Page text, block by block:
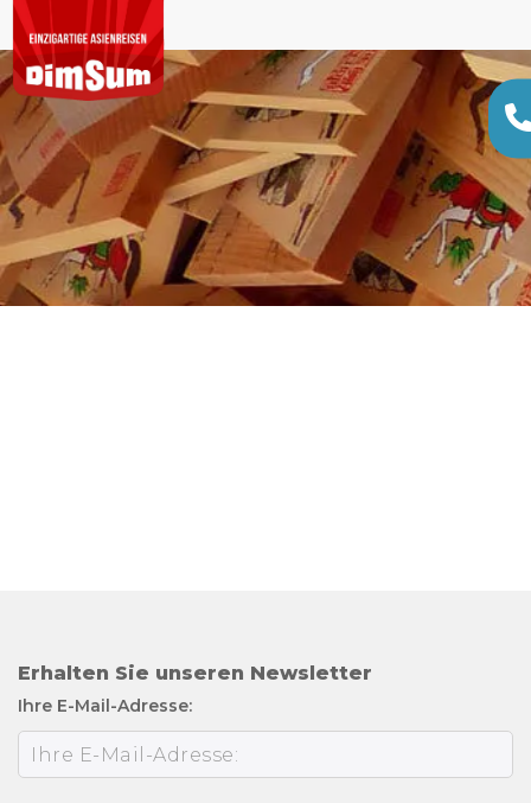
Erhalten Sie unseren Newsletter
Ihre E-Mail-Adresse: